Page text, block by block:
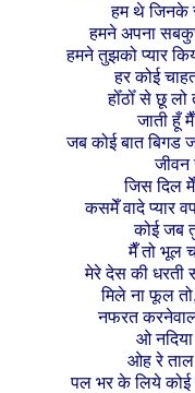
हम थे जिनके
हमने अपना
हमने तुझको प्यार
हर कोई
होँठोँ से छू लो
जाती हूँ
जब कोई बात बिगड
जीवन
जिस दिल
कसमेँ वादे प्यार
कोई जब
मैँ तो भूल
मेरे देस की धरती
मिले ना फूल
नफरत
ओ
ओह रे
पल भर के लिये कोई